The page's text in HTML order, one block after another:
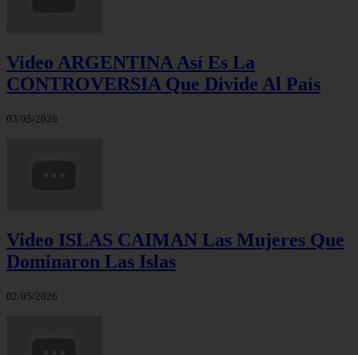
Video ARGENTINA Así Es La
CONTROVERSIA Que Divide Al País
03/05/2026
Video ISLAS CAIMAN Las Mujeres Que
Dominaron Las Islas
02/05/2026